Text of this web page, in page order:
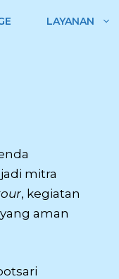
LAYANAN
mitra
, kegiatan
aman